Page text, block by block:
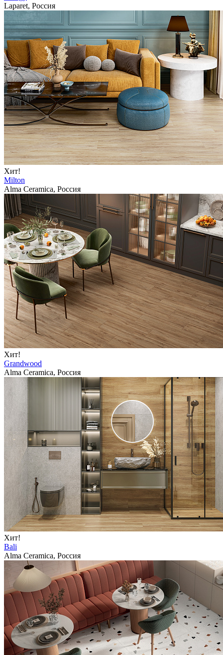
Laparet, Россия
Хит!
Milton
Alma Ceramica, Россия
Хит!
Grandwood
Alma Ceramica, Россия
Хит!
Bali
Alma Ceramica, Россия